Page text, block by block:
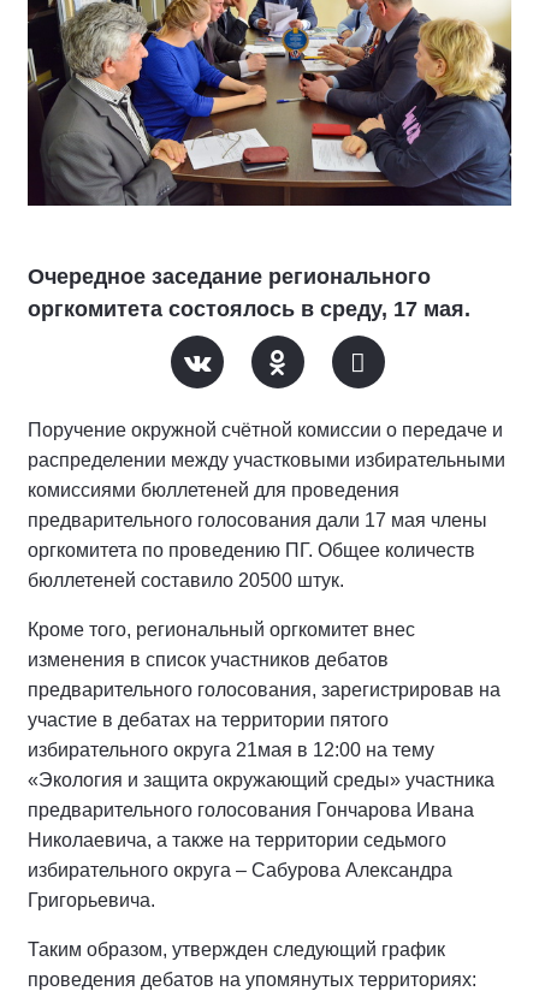
Очередное заседание регионального
оргкомитета состоялось в среду, 17 мая.
Поручение окружной счётной комиссии о передаче и
распределении между участковыми избирательными
комиссиями бюллетеней для проведения
предварительного голосования дали 17 мая члены
оргкомитета по проведению ПГ. Общее количеств
бюллетеней составило 20500 штук.
Кроме того, региональный оргкомитет внес
изменения в список участников дебатов
предварительного голосования, зарегистрировав на
участие в дебатах на территории пятого
избирательного округа 21мая в 12:00 на тему
«Экология и защита окружающий среды» участника
предварительного голосования Гончарова Ивана
Николаевича, а также на территории седьмого
избирательного округа – Сабурова Александра
Григорьевича.
Таким образом, утвержден следующий график
проведения дебатов на упомянутых территориях: